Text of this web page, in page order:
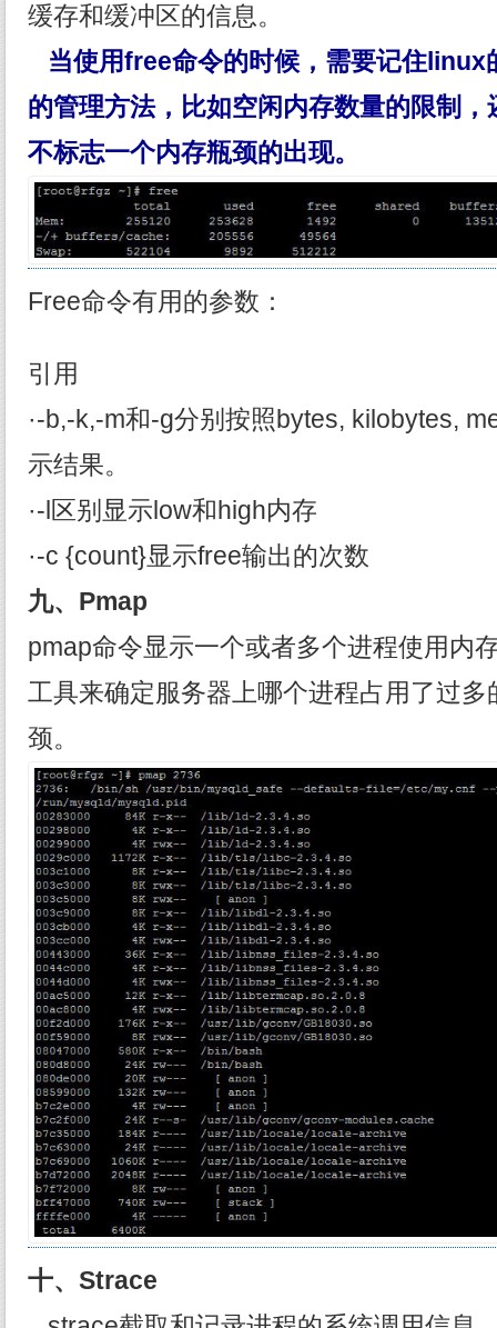
缓存和缓冲区的信息。
当使用free命令的时候，需要记住linux
的管理方法，比如空闲内存数量的限制
不标志一个内存瓶颈的出现。
Free命令有用的参数：
引用
·-b,-k,-m和-g分别按照bytes, kilobytes,
示结果。
·-l区别显示low和high内存
·-c {count}显示free输出的次数
九、Pmap
pmap命令显示一个或者多个进程使用内
工具来确定服务器上哪个进程占用了过
颈。
十、Strace